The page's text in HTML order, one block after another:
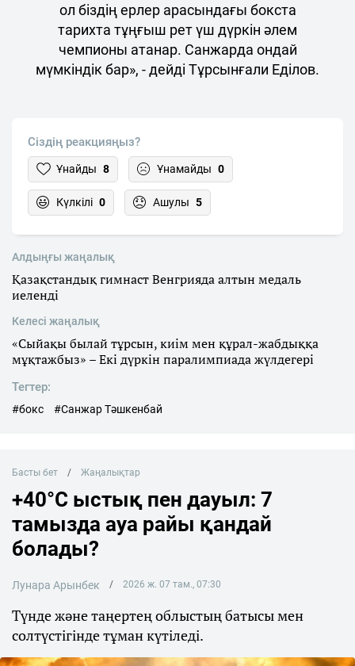
ол біздің ерлер арасындағы бокста
тарихта тұңғыш рет үш дүркін әлем
чемпионы атанар. Санжарда ондай
мүмкіндік бар», - дейді Тұрсынғали Еділов.
Сіздің реакцияңыз?
Ұнайды 8 Ұнамайды 0
Күлкілі 0 Ашулы 5
Алдыңғы жаңалық
Қазақстандық гимнаст Венгрияда алтын медаль
иеленді
Келесі жаңалық
«Сыйақы былай тұрсын, киім мен құрал-жабдыққа
мұқтажбыз» – Екі дүркін паралимпиада жүлдегері
Тегтер:
#бокс #Санжар Тәшкенбай
Басты бет Жаңалықтар
+40°C ыстық пен дауыл: 7
тамызда ауа райы қандай
болады?
Лунара Арынбек 2026 ж. 07 там., 07:30
Түнде және таңертең облыстың батысы мен
солтүстігінде тұман күтіледі.